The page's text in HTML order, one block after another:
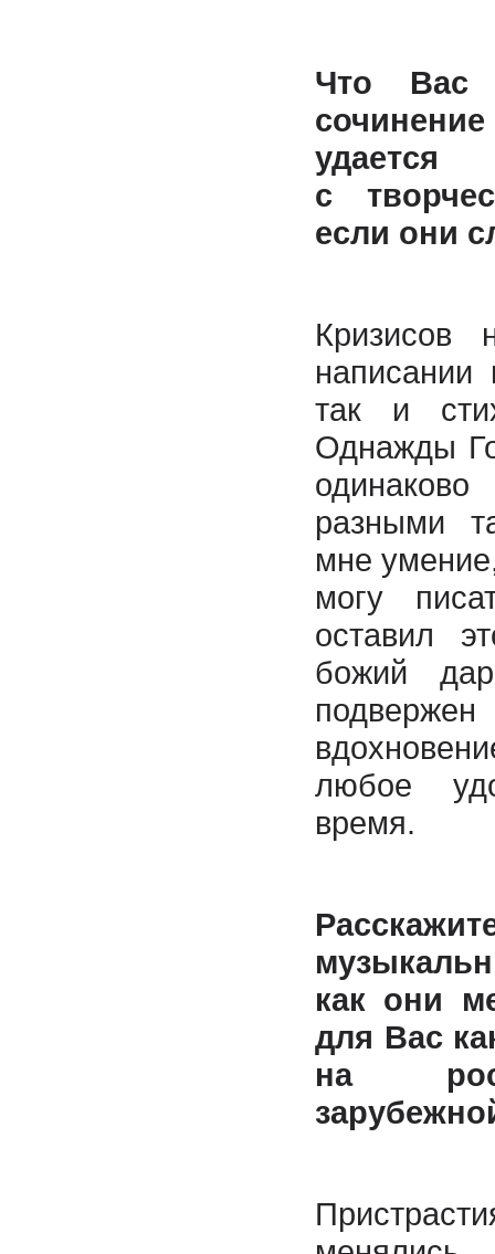
Что Вас
с
если они
Кризисов
написании
так и
Однажды
разными
мне
могу
оставил
божий
любое
время.
как они
для Вас
на